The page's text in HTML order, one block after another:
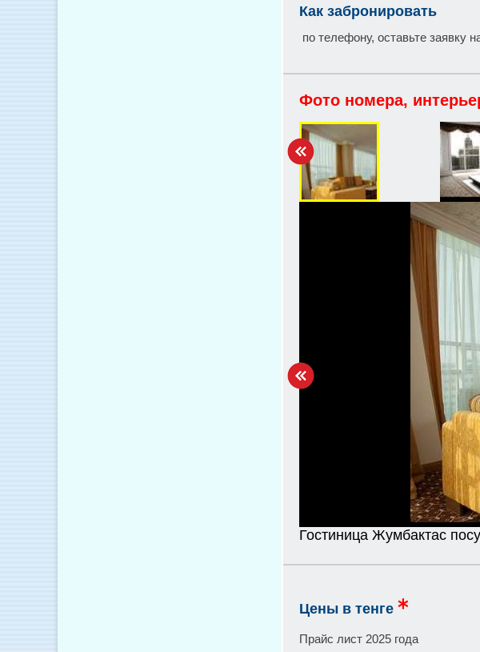
Как забронировать
по телефону, оставьте заявку
Фото номера,
Гостиница Жумбактас
Цены в тенге
Прайс лист 2025 года